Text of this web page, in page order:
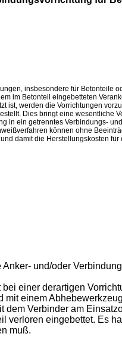
insbesondere für Betonteile
im Betonteil eingebetteten
ist, werden die Vorrichtungen
Dies bringt eine wesentliche
in ein getrenntes Verbindungs-
können ohne
damit die Herstellungskosten
Anker- und/oder
einer derartigen
mit einem
dem Verbinder am
verloren eingebettet. Es
muß.